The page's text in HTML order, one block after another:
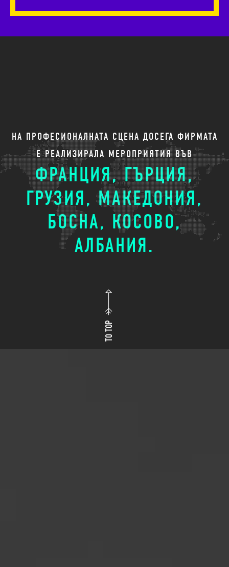
НА ПРОФЕСИОНАЛНАТА СЦЕНА ДОСЕГА ФИРМАТА
Е РЕАЛИЗИРАЛА МЕРОПРИЯТИЯ ВЪВ
ФРАНЦИЯ, ГЪРЦИЯ,
ГРУЗИЯ, МАКЕДОНИЯ,
БОСНА, КОСОВО,
АЛБАНИЯ.
TO TOP